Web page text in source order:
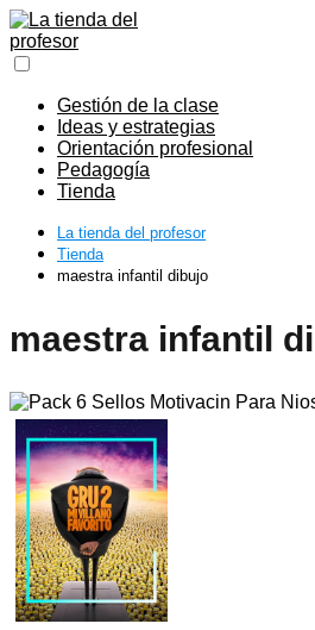
Gestión de la clase
Ideas y estrategias
Orientación profesional
Pedagogía
Tienda
La tienda del profesor
Tienda
maestra infantil dibujo
maestra infantil